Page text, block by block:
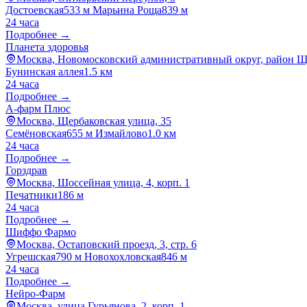
Достоевская533 м Марьина Роща839 м
24 часа
Подробнее →
Планета здоровья
Москва, Новомосковский административный округ, район
Бунинская аллея1.5 км
24 часа
Подробнее →
А-фарм Плюс
Москва, Щербаковская улица, 35
Семёновская655 м Измайлово1.0 км
24 часа
Подробнее →
Горздрав
Москва, Шоссейная улица, 4, корп. 1
Печатники186 м
24 часа
Подробнее →
Шиффо Фармо
Москва, Остаповский проезд, 3, стр. 6
Угрешская790 м Новохохловская846 м
24 часа
Подробнее →
Нейро-Фарм